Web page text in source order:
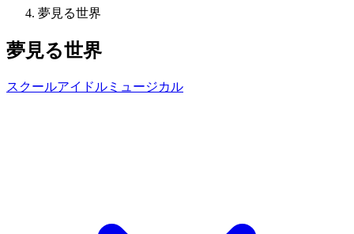
夢見る世界
夢見る世界
スクールアイドルミュージカル